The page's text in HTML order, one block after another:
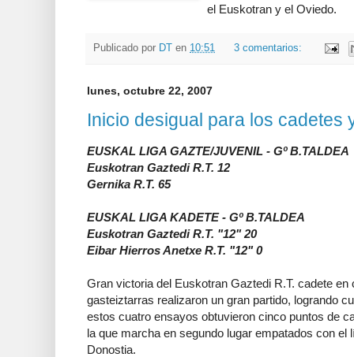
el Euskotran y el Oviedo.
Publicado por DT en 10:51 3 comentarios:
lunes, octubre 22, 2007
Inicio desigual para los cadetes
EUSKAL LIGA GAZTE/JUVENIL - Gº B.TALDEA
Euskotran Gaztedi R.T. 12
Gernika R.T. 65
EUSKAL LIGA KADETE - Gº B.TALDEA
Euskotran Gaztedi R.T. "12" 20
Eibar Hierros Anetxe R.T. "12" 0
Gran victoria del Euskotran Gaztedi R.T. cadete en
gasteiztarras realizaron un gran partido, logrando
estos cuatro ensayos obtuvieron cinco puntos de
la que marcha en segundo lugar empatados con el
Donostia.